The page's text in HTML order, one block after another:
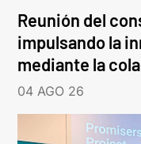
Reunión del
impulsando la
mediante la
04 AGO 26